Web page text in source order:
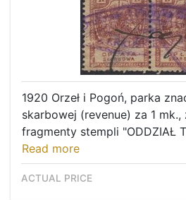
1920 Orzeł i Pogoń, parka
skarbowej (revenue) za 1
fragmenty stempli "ODDZIAŁ
Read more